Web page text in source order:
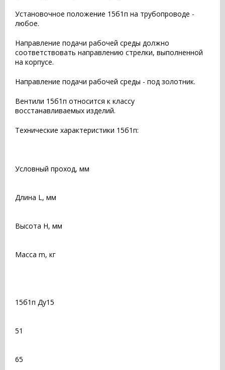
Установочное положение 15б1п на трубопроводе -
любое.
Направление подачи рабочей среды должно
соответствовать направлению стрелки, выполненной
на корпусе.
Направление подачи рабочей среды - под золотник.
Вентили 15б1п относится к классу
восстанавливаемых изделий.
Технические характеристики 15б1п:
Условный проход, мм
Длина L, мм
Высота H, мм
Масса m, кг
15б1п Ду15
51
65